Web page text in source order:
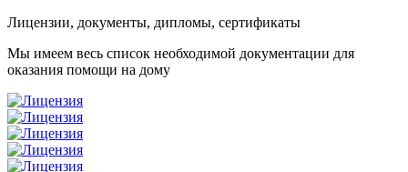
Лицензии, документы, дипломы, сертификаты
Мы имеем весь список необходимой документации для
оказания помощи на дому